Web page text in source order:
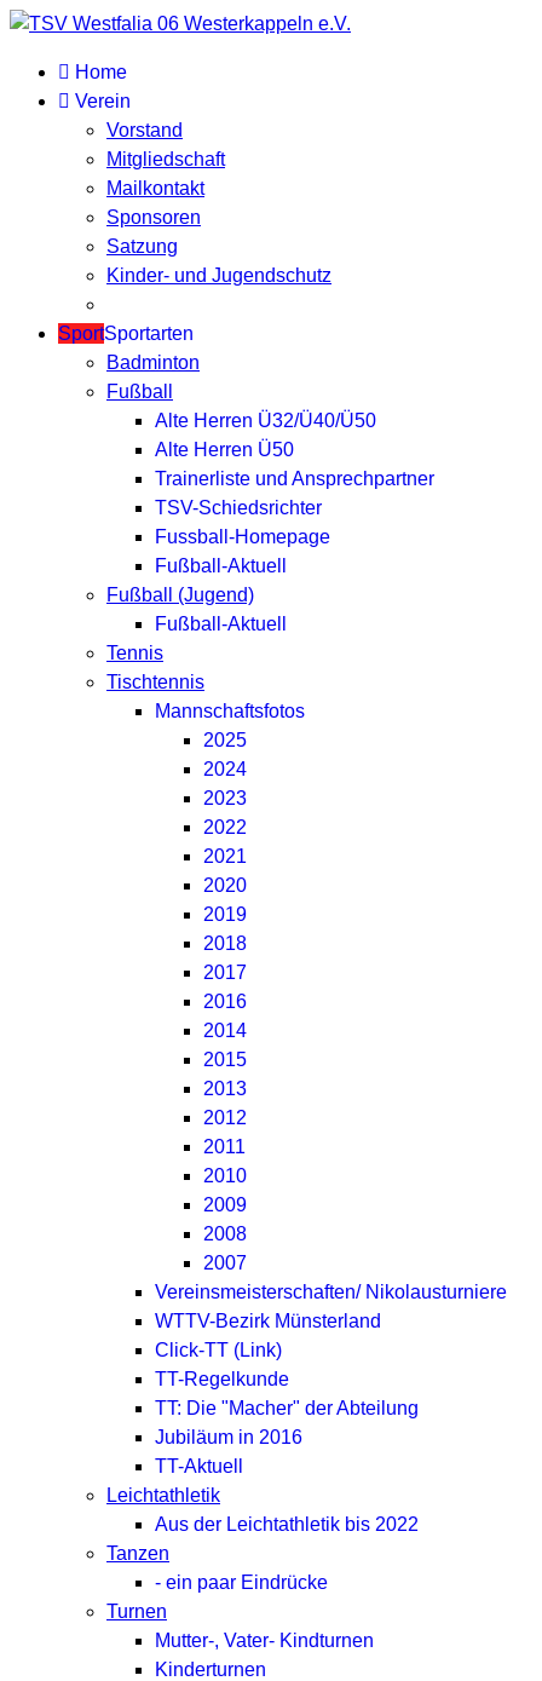
Home
Verein
Vorstand
Mitgliedschaft
Mailkontakt
Sponsoren
Satzung
Kinder- und Jugendschutz
SportSportarten
Badminton
Fußball
Alte Herren Ü32/Ü40/Ü50
Alte Herren Ü50
Trainerliste und Ansprechpartner
TSV-Schiedsrichter
Fussball-Homepage
Fußball-Aktuell
Fußball (Jugend)
Fußball-Aktuell
Tennis
Tischtennis
Mannschaftsfotos
2025
2024
2023
2022
2021
2020
2019
2018
2017
2016
2014
2015
2013
2012
2011
2010
2009
2008
2007
Vereinsmeisterschaften/ Nikolausturniere
WTTV-Bezirk Münsterland
Click-TT (Link)
TT-Regelkunde
TT: Die "Macher" der Abteilung
Jubiläum in 2016
TT-Aktuell
Leichtathletik
Aus der Leichtathletik bis 2022
Tanzen
- ein paar Eindrücke
Turnen
Mutter-, Vater- Kindturnen
Kinderturnen